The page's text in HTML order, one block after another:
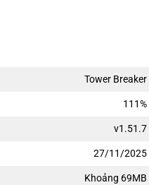
Tower Breaker
111%
v1.51.7
27/11/2025
Khoảng 69MB